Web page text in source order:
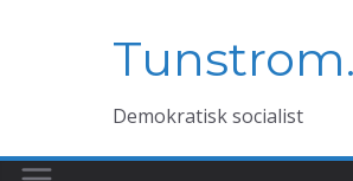
Demokratisk socialist